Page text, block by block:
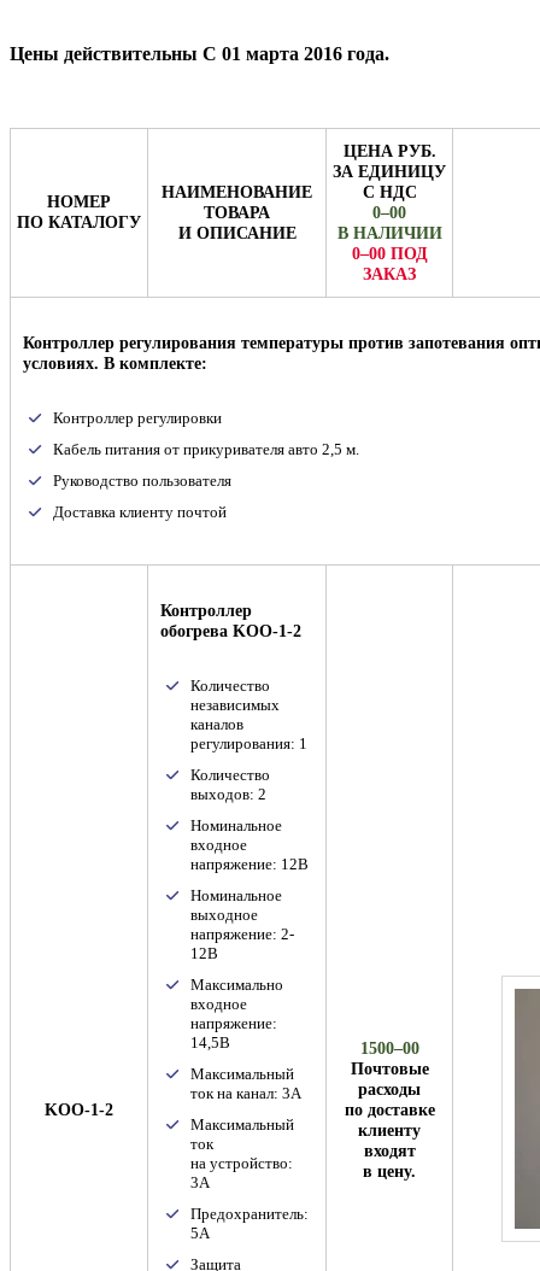
Цены действительны С 01 марта 2016 года.
НОМЕР
ПО КАТАЛОГУ
НАИМЕНОВАНИЕ
ТОВАРА
И ОПИСАНИЕ
ЦЕНА РУБ.
ЗА ЕДИНИЦУ
С НДС
0–00
В НАЛИЧИИ
0–00 ПОД
ЗАКАЗ
Контроллер регулирования температуры против запотевания
условиях. В комплекте:
Контроллер регулировки
Кабель питания от прикуривателя авто 2,5 м.
Руководство пользователя
Доставка клиенту почтой
KOO-1-2
Контроллер
обогрева KOO-1-2
Количество
независимых
каналов
регулирования: 1
Количество
выходов: 2
Номинальное
входное
напряжение: 12В
Номинальное
выходное
напряжение: 2-
12В
Максимально
входное
напряжение:
14,5В
Максимальный
ток на канал: 3А
Максимальный
ток
на устройство:
3А
Предохранитель:
5А
Защита
1500–00
Почтовые
расходы
по доставке
клиенту
входят
в цену.